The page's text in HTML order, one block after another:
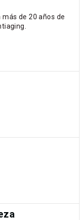
de 20 años de